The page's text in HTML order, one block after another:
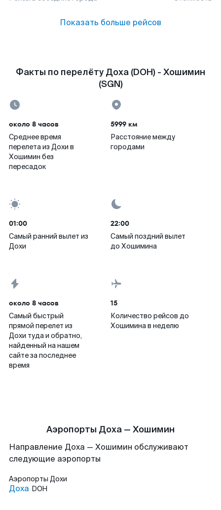
Показать больше рейсов
Факты по перелёту Доха (DOH) - Хошимин
(SGN)
около 8 часов
Среднее время
перелета из Дохи в
Хошимин без
пересадок
5999 км
Расстояние между
городами
01:00
Самый ранний вылет из
Дохи
22:00
Самый поздний вылет
до Хошимина
около 8 часов
Самый быстрый
прямой перелет из
Дохи туда и обратно,
найденный на нашем
сайте за последнее
время
15
Количество рейсов до
Хошимина в неделю
Аэропорты Доха — Хошимин
Направление Доха — Хошимин обслуживают
следующие аэропорты
Аэропорты Дохи
Доха DOH